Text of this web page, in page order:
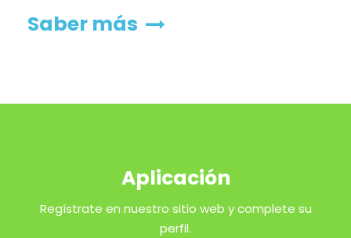
Saber más
Aplicación
Regístrate en nuestro sitio web y complete su
perfil.